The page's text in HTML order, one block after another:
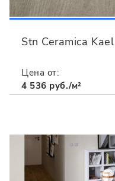
Stn Ceramica Kael
Цена от:
4 536 руб./м²